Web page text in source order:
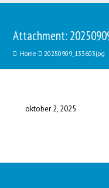
Attachment:
Home 20250909_133603jpg
oktober 2, 2025